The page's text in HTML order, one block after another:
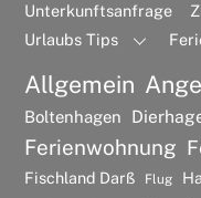
Unterkunftsanfrage
Urlaubs Tips
Allgemein
Boltenhagen
Ferienwohnung
Fischland Darß Flug